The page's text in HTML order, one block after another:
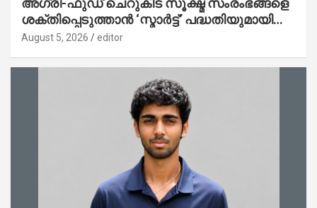
അഗ്രി-ഫുഡ് ചെറുകിട സൂക്ഷ്മ സംരംഭങ്ങളെ
ശക്തിപ്പെടുത്താന്‍ ‘സ്മാര്‍ട്ട്’ പദ്ധതിയുമായി
കേര; ലോഗോ മുഖ്യമന്ത്രി പ്രകാശനം
August 5, 2026 editor